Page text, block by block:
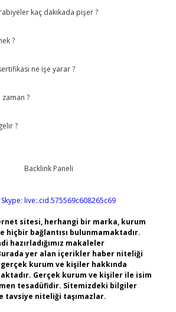
kaç dakikada pişer ?
?
ne işe yarar ?
?
?
Skype: live:.cid.575569c608265c69
sitesi, herhangi bir marka, kurum
hiçbir bağlantısı bulunmamaktadır.
hazırladığımız makaleler
yer alan içerikler haber niteliği
kurum ve kişiler hakkında
Gerçek kurum ve kişiler ile isim
tesadüfidir. Sitemizdeki bilgiler
tavsiye niteliği taşımazlar.